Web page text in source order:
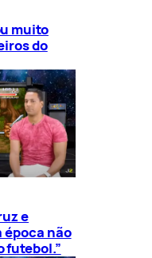
muito
do
e
época não
futebol.”